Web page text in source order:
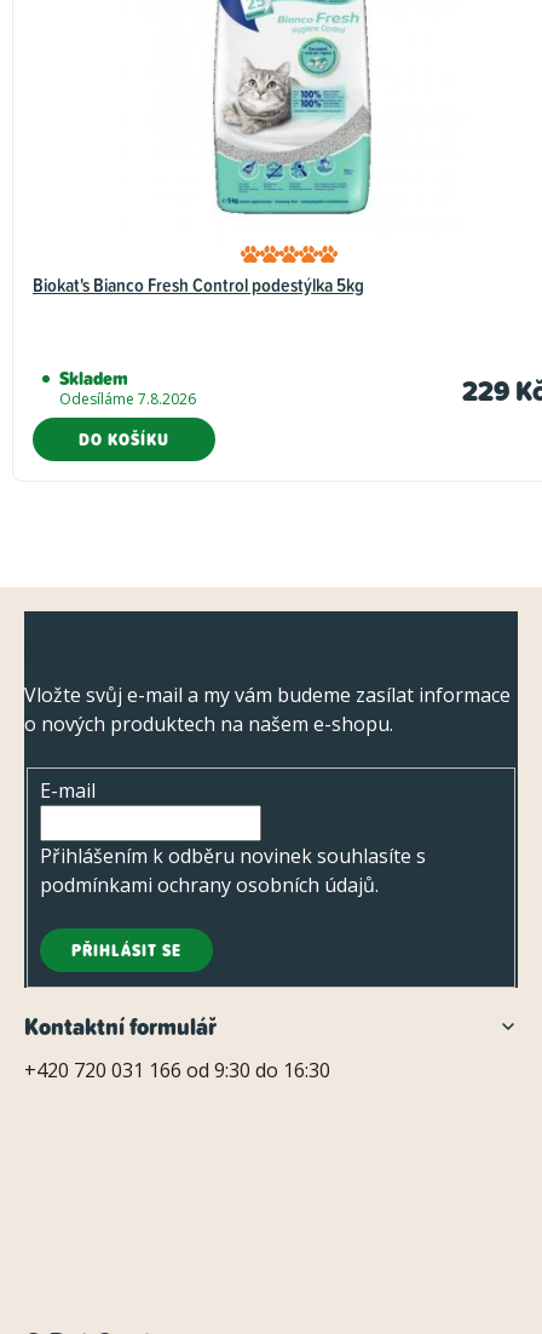
Biokat's Bianco Fresh Control podestýlka 5kg
Skladem
Odesíláme 7.8.2026 229
DO KOŠÍKU
Vložte svůj e-mail a my vám budeme zasílat informace
o nových produktech na našem e-shopu.
E-mail
Přihlášením k odběru novinek souhlasíte s
podmínkami ochrany osobních údajů.
PŘIHLÁSIT SE
Kontaktní formulář
+420 720 031 166 od 9:30 do 16:30